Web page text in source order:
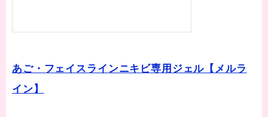
あご・フェイスラインニキビ専用ジェル【メルラ
イン】